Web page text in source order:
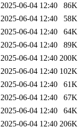
2025-06-04 12:40
86K
2025-06-04 12:40
58K
2025-06-04 12:40
64K
2025-06-04 12:40
89K
2025-06-04 12:40 200K
2025-06-04 12:40 102K
2025-06-04 12:40
61K
2025-06-04 12:40
67K
2025-06-04 12:40
64K
2025-06-04 12:40 206K